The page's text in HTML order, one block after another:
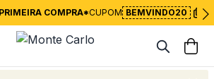
COMPRA*CUPOM BEMVINDO20